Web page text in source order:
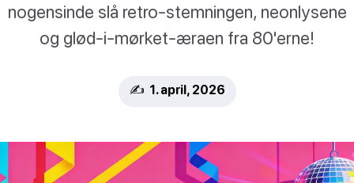
nogensinde slå retro-stemningen, neonlysene
og glød-i-mørket-æraen fra 80'erne!
✍️ 1. april, 2026